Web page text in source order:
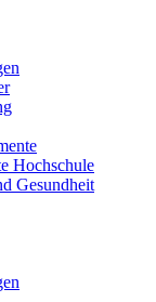
Hochschule
Gesundheit